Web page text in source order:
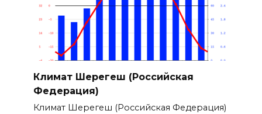
Климат Шерегеш (Российская
Федерация)
Климат Шерегеш (Российская Федерация)